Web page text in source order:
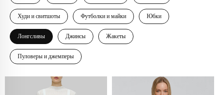
Худи и свитшоты Футболки и майки Юбки
Лонгсливы Джинсы Жакеты
Пуловеры и джемперы